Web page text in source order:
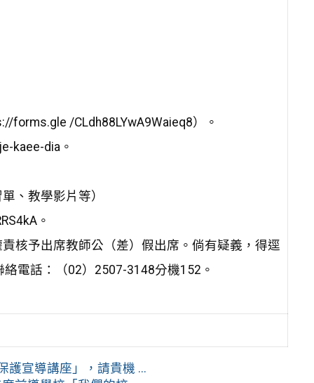
/CLdh88LYwA9Waieq8）。
kaee-dia。
、教學影片等）
。
核予出席教師公（差）假出席。倘有疑義，得逕
電話：（02）2507-3148分機152。
護宣導講座」，請貴機 ...